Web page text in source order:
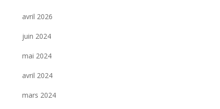
avril 2026
juin 2024
mai 2024
avril 2024
mars 2024